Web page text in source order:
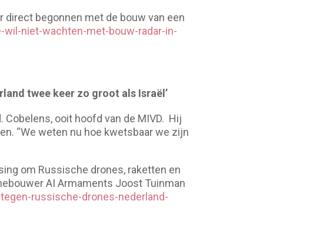
direct begonnen met de bouw van een
niet-wachten-met-bouw-radar-in-
twee keer zo groot als Israël’
Cobelens, ooit hoofd van de MIVD. Hij
“We weten nu hoe kwetsbaar we zijn
om Russische drones, raketten en
AI Armaments Joost Tuinman
russische-drones-nederland-